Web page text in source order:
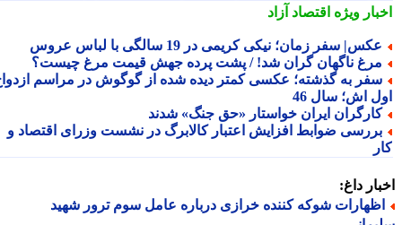
ویژهاقتصاد آزاد
سفر زمان؛ نیکی کریمی در 19 سالگی با لباس عروس
ناگهان گران شد! / پشت پرده جهش قیمت مرغ چیست؟
به گذشته؛ عکسی کمتر دیده شده از گوگوش در مراسم ازدواج
اش؛ سال 46
ایران خواستار «حق جنگ» شدند
ضوابط افزایش اعتبار کالابرگ در نشست وزرای اقتصاد و
داغ:
شوکه کننده خرازی درباره عامل سوم ترور شهید